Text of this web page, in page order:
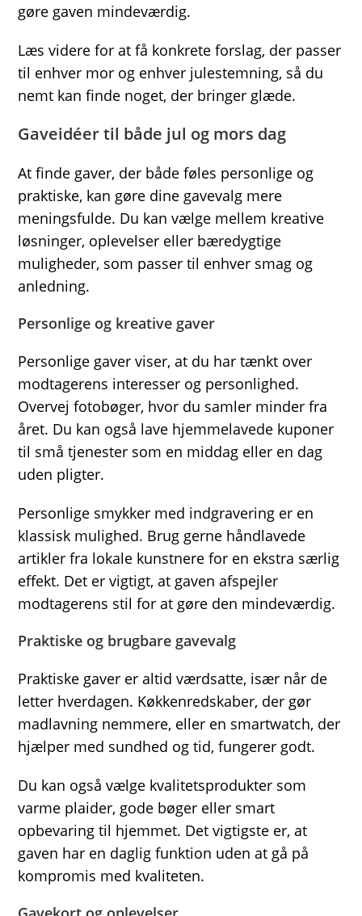
gøre gaven mindeværdig.
Læs videre for at få konkrete forslag, der passer
til enhver mor og enhver julestemning, så du
nemt kan finde noget, der bringer glæde.
Gaveidéer til både jul og mors dag
At finde gaver, der både føles personlige og
praktiske, kan gøre dine gavevalg mere
meningsfulde. Du kan vælge mellem kreative
løsninger, oplevelser eller bæredygtige
muligheder, som passer til enhver smag og
anledning.
Personlige og kreative gaver
Personlige gaver viser, at du har tænkt over
modtagerens interesser og personlighed.
Overvej fotobøger, hvor du samler minder fra
året. Du kan også lave hjemmelavede kuponer
til små tjenester som en middag eller en dag
uden pligter.
Personlige smykker med indgravering er en
klassisk mulighed. Brug gerne håndlavede
artikler fra lokale kunstnere for en ekstra særlig
effekt. Det er vigtigt, at gaven afspejler
modtagerens stil for at gøre den mindeværdig.
Praktiske og brugbare gavevalg
Praktiske gaver er altid værdsatte, især når de
letter hverdagen. Køkkenredskaber, der gør
madlavning nemmere, eller en smartwatch, der
hjælper med sundhed og tid, fungerer godt.
Du kan også vælge kvalitetsprodukter som
varme plaider, gode bøger eller smart
opbevaring til hjemmet. Det vigtigste er, at
gaven har en daglig funktion uden at gå på
kompromis med kvaliteten.